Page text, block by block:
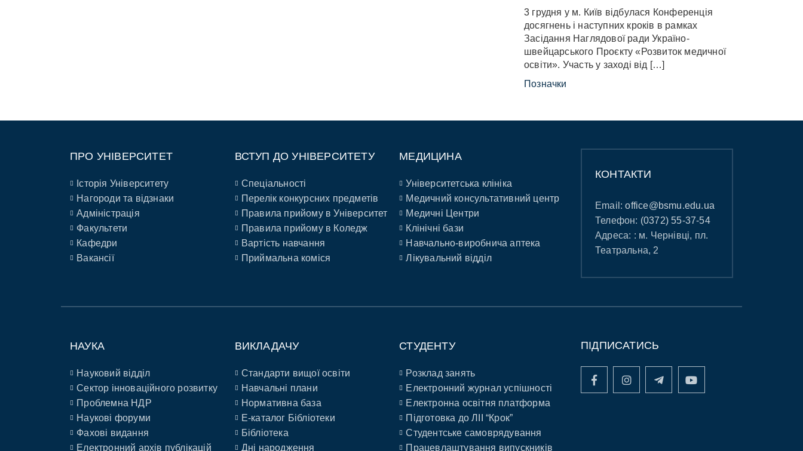
3 грудня у м. Київ відбулася Конференція
досягнень і наступних кроків в рамках
Засідання Наглядової ради Україно-
швейцарського Проєкту «Розвиток медичної
освіти». Участь у заході від […]
Позначки
ПРО УНІВЕРСИТЕТ
Історія Університету
Нагороди та відзнаки
Адміністрація
Факультети
Кафедри
Вакансії
ВСТУП ДО УНІВЕРСИТЕТУ
Спеціальності
Перелік конкурсних предметів
Правила прийому в Університет
Правила прийому в Коледж
Вартість навчання
Приймальна коміся
МЕДИЦИНА
Університетська клініка
Медичний консультативний центр
Медичні Центри
Клінічні бази
Навчально-виробнича аптека
Лікувальний відділ
КОНТАКТИ
Email:office@bsmu.edu.ua
Телефон: (0372) 55-37-54
Адреса: : м. Чернівці, пл.
Театральна, 2
НАУКА
Науковий відділ
Сектор інноваційного розвитку
Проблемна НДР
Наукові форуми
Фахові видання
Електронний архів публікацій
ВИКЛАДАЧУ
Стандарти вищої освіти
Навчальні плани
Нормативна база
E-каталог Бібліотеки
Бібліотека
Дні народження
СТУДЕНТУ
Розклад занять
Електронний журнал успішності
Електронна освітня платформа
Підготовка до ЛІІ “Крок”
Студентське самоврядування
Працевлаштування випускників
ПІДПИСАТИСЬ